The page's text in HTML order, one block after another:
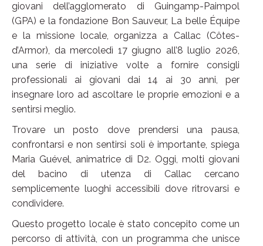
giovani dell’agglomerato di Guingamp-Paimpol
(GPA) e la fondazione Bon Sauveur, La belle Équipe
e la missione locale, organizza a Callac (Côtes-
d’Armor), da mercoledì 17 giugno all’8 luglio 2026,
una serie di iniziative volte a fornire consigli
professionali ai giovani dai 14 ai 30 anni, per
insegnare loro ad ascoltare le proprie emozioni e a
sentirsi meglio.
Trovare un posto dove prendersi una pausa,
confrontarsi e non sentirsi soli è importante, spiega
Maria Guével, animatrice di D2. Oggi, molti giovani
del bacino di utenza di Callac cercano
semplicemente luoghi accessibili dove ritrovarsi e
condividere.
Questo progetto locale è stato concepito come un
percorso di attività, con un programma che unisce